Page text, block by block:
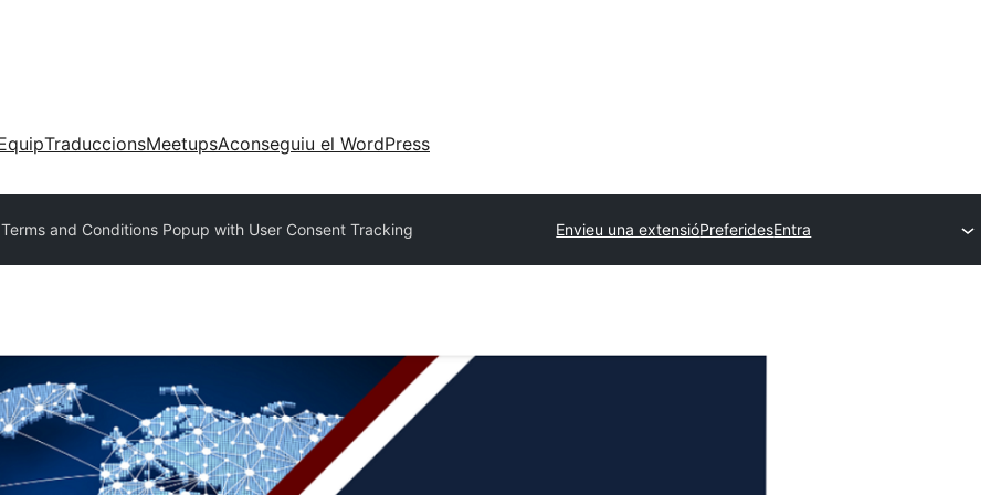
TraduccionsMeetupsAconseguiu el WordPress
and Conditions Popup with User Consent Tracking Envieu una extensióPreferidesEntra